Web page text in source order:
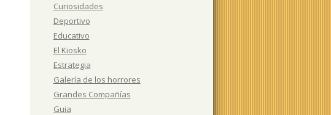
Curiosidades
Deportivo
Educativo
El Kiosko
Estrategia
Galería de los horrores
Grandes Compañías
Guia